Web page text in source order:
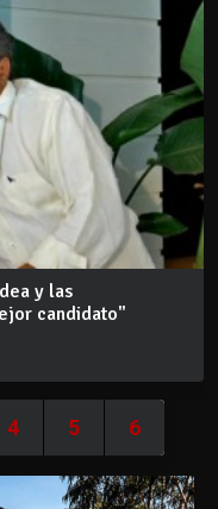
y las
candidato"
4 5 6